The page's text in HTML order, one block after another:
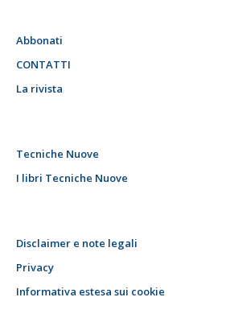
Abbonati
CONTATTI
La rivista
Tecniche Nuove
I libri Tecniche Nuove
Disclaimer e note legali
Privacy
Informativa estesa sui cookie